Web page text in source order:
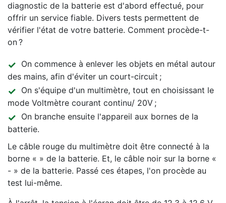
diagnostic de la batterie est d'abord effectué, pour
offrir un service fiable. Divers tests permettent de
vérifier l'état de votre batterie. Comment procède-t-
on ?
On commence à enlever les objets en métal autour
des mains, afin d'éviter un court-circuit ;
On s'équipe d'un multimètre, tout en choisissant le
mode Voltmètre courant continu/ 20V ;
On branche ensuite l'appareil aux bornes de la
batterie.
Le câble rouge du multimètre doit être connecté à la
borne « » de la batterie. Et, le câble noir sur la borne «
- » de la batterie. Passé ces étapes, l'on procède au
test lui-même.